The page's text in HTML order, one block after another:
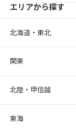
エリアから探す
北海道・東北
関東
北陸・甲信越
東海